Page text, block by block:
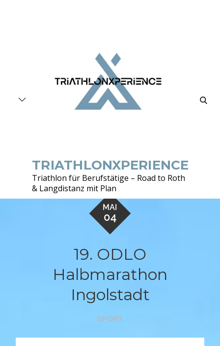
TRIATHLONXPERIENCE
Triathlon für Berufstätige – Road to Roth
& Langdistanz mit Plan
MAI
04
19. ODLO
Halbmarathon
Ingolstadt
SPORT